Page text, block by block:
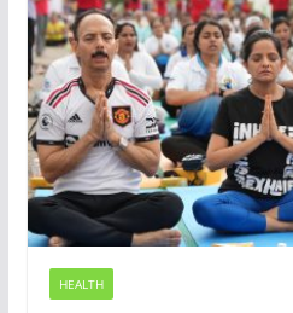
HEALTH